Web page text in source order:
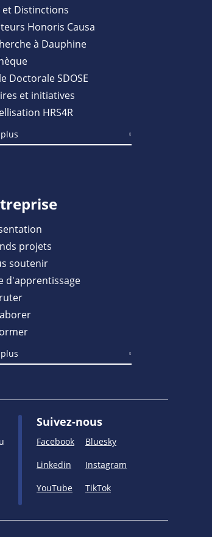
et Distinctions
Honoris Causa
à Dauphine
Doctorale SDOSE
et initiatives
HRS4R
projets
soutenir
d'apprentissage
Suivez-nous
Facebook
Bluesky
Linkedin
Instagram
YouTube
TikTok